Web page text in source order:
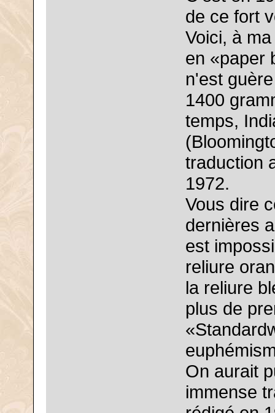
de ce fort
Voici, à
en «paper
n'est
1400
temps,
traduction
1972.
Vous dire
dernières
est
reliure
la reliure
plus de
On aurait
immense